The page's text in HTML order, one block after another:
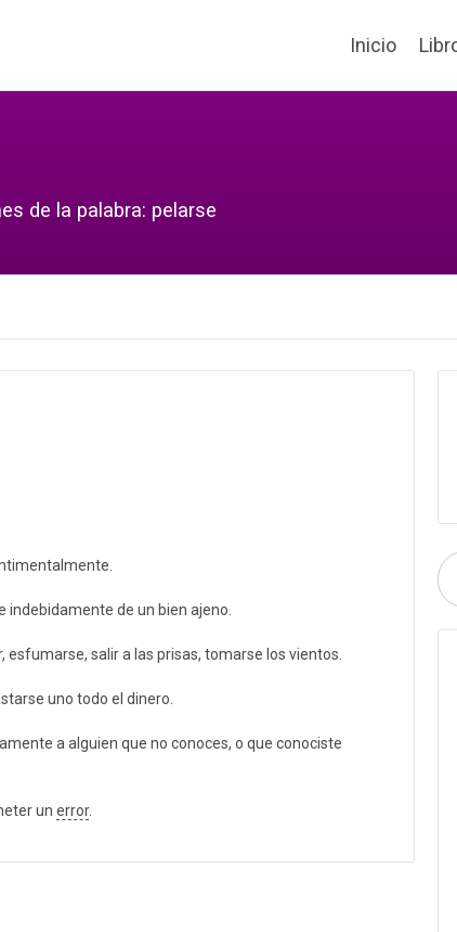
Inicio
de la palabra: pelarse
indebidamente de un bien ajeno.
esfumarse, salir a las prisas, tomarse los vientos.
uno todo el dinero.
a alguien que no conoces, o que conociste
un error.